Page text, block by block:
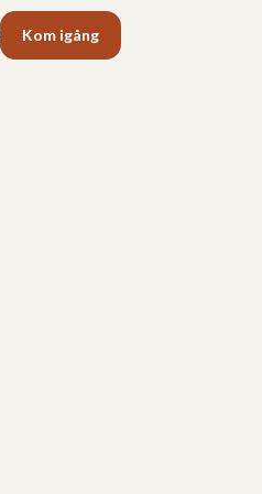
Kom igång